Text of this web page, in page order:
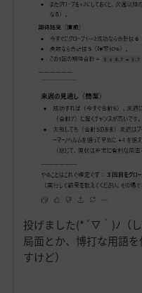
投げました(*´▽｀)ﾉ（
局面とか、博打な用語
すけど）